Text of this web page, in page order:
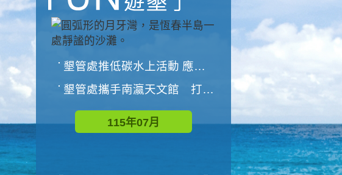
墾管處推低碳水上活動 應屆畢業生限額免費參加
墾管處攜手南瀛天文館 打造沉浸式天文探索營隊
115年07月
與國家公園有約-優游潮間
墾管處推低碳水上活動 應屆畢業生限